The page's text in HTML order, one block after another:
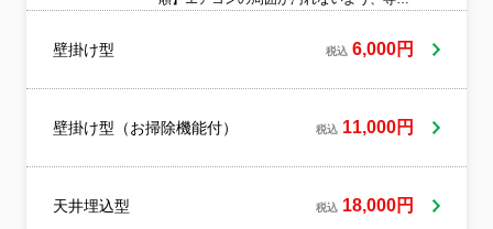
ー、フィルターなどを丁寧に取り外して洗
浄 アルカリ洗浄剤で内部の汚れを浮き上が
常に動くか試運転 エアコン周辺および部品
清算当店では、お客様との対話を何よりも
コツや、ご家庭でできる日常のお手入れ方
壁掛け型 税込 6,000円
壁掛け型（お掃除機能付） 税込 11,000円
天井埋込型 税込 18,000円